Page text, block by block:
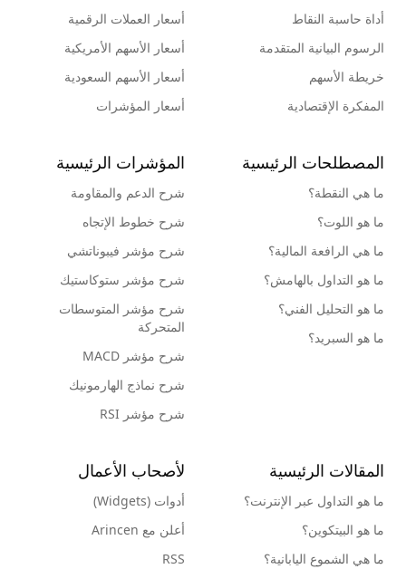
أداة حاسبة النقاط
الرسوم البيانية المتقدمة
خريطة الأسهم
المفكرة الإقتصادية
أسعار العملات الرقمية
أسعار الأسهم الأمريكية
أسعار الأسهم السعودية
أسعار المؤشرات
المصطلحات الرئيسية
ما هي النقطة؟
ما هو اللوت؟
ما هي الرافعة المالية؟
ما هو التداول بالهامش؟
ما هو التحليل الفني؟
ما هو السبريد؟
المؤشرات الرئيسية
شرح الدعم والمقاومة
شرح خطوط الإتجاه
شرح مؤشر فيبوناتشي
شرح مؤشر ستوكاستيك
شرح مؤشر المتوسطات
المتحركة
شرح مؤشر MACD
شرح نماذج الهارمونيك
شرح مؤشر RSI
المقالات الرئيسية
ما هو التداول عبر الإنترنت؟
ما هو البيتكوين؟
ما هي الشموع اليابانية؟
لأصحاب الأعمال
أدوات (Widgets)
أعلن مع Arincen
RSS